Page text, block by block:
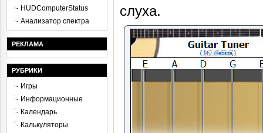
слуха.
HUDComputerStatus
Анализатор спектра
РЕКЛАМА
РУБРИКИ
Игры
Информационные
Календарь
Калькуляторы